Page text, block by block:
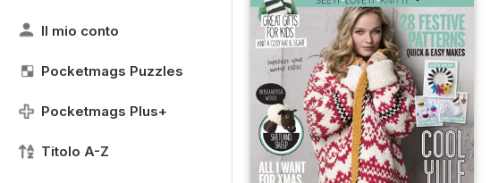
Il mio conto
Pocketmags Puzzles
Pocketmags Plus+
Titolo A-Z